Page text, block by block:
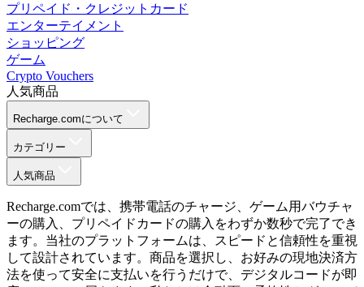
プリペイド・クレジットカード
エンターテイメント
ショッピング
ゲーム
Crypto Vouchers
人気商品
Recharge.comについて
カテゴリー
人気商品
Recharge.comでは、携帯電話のチャージ、ゲーム用バウチャ
ーの購入、プリペイドカードの購入をわずか数秒で完了でき
ます。当社のプラットフォームは、スピードと信頼性を重視
して設計されています。商品を選択し、お好みの現地決済方
法を使って安全に支払いを行うだけで、デジタルコードが即